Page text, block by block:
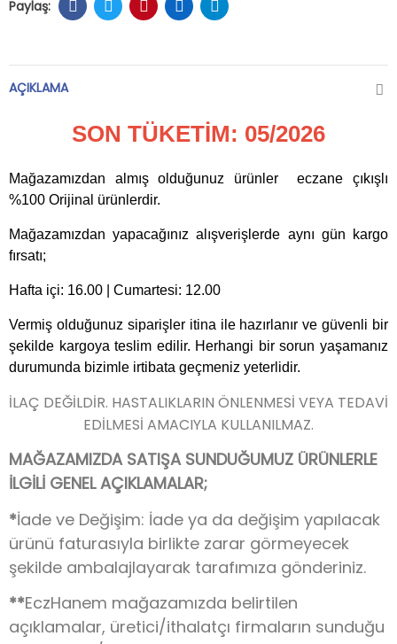
AÇIKLAMA
SON TÜKETİM: 05/2026
Mağazamızdan almış olduğunuz ürünler eczane çıkışlı
%100 Orijinal ürünlerdir.
Mağazamızdan yapacağınız alışverişlerde aynı gün kargo
fırsatı;
Hafta içi: 16.00 | Cumartesi: 12.00
Vermiş olduğunuz siparişler itina ile hazırlanır ve güvenli bir
şekilde kargoya teslim edilir. Herhangi bir sorun yaşamanız
durumunda bizimle irtibata geçmeniz yeterlidir.
İLAÇ DEĞİLDİR. HASTALIKLARIN ÖNLENMESİ VEYA TEDAVİ
EDİLMESİ AMACIYLA KULLANILMAZ.
MAĞAZAMIZDA SATIŞA SUNDUĞUMUZ ÜRÜNLERLE
İLGİLİ GENEL AÇIKLAMALAR;
*İade ve Değişim: İade ya da değişim yapılacak
ürünü faturasıyla birlikte zarar görmeyecek
şekilde ambalajlayarak tarafımıza gönderiniz.
**EczHanem mağazamızda belirtilen
açıklamalar, üretici/ithalatçı firmaların sunduğu